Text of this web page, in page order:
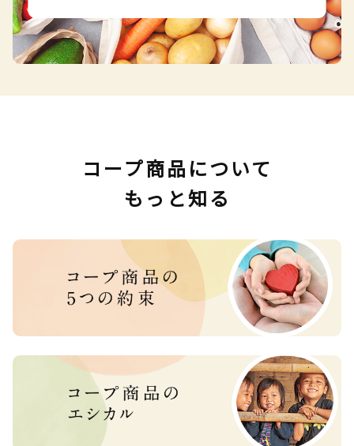
コープ商品について
もっと知る